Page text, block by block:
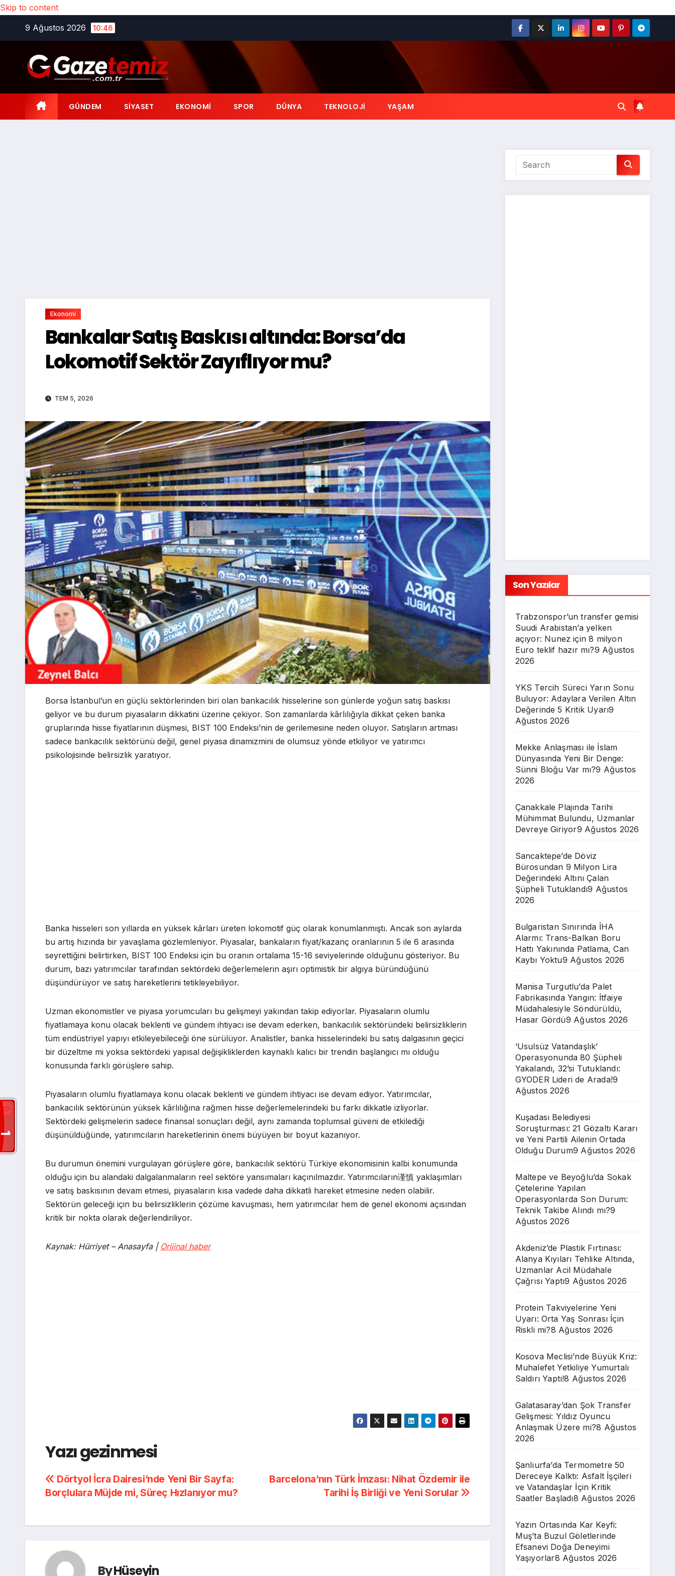
Skip to content
9 Ağustos 2026
10:46
GÜNDEM SIYASET EKONOMI SPOR DÜNYA TEKNOLOJI YAŞAM
Ekonomi
Bankalar Satış Baskısı altında: Borsa’da
Lokomotif Sektör Zayıflıyor mu?
TEM 5, 2026
Borsa İstanbul’un en güçlü sektörlerinden biri olan bankacılık hisselerine son günlerde yoğun satış baskısı
geliyor ve bu durum piyasaların dikkatini üzerine çekiyor. Son zamanlarda kârlılığıyla dikkat çeken banka
gruplarında hisse fiyatlarının düşmesi, BIST 100 Endeksi’nin de gerilemesine neden oluyor. Satışların artması
sadece bankacılık sektörünü değil, genel piyasa dinamizmini de olumsuz yönde etkiliyor ve yatırımcı
psikolojisinde belirsizlik yaratıyor.
Banka hisseleri son yıllarda en yüksek kârları üreten lokomotif güç olarak konumlanmıştı. Ancak son aylarda
bu artış hızında bir yavaşlama gözlemleniyor. Piyasalar, bankaların fiyat/kazanç oranlarının 5 ile 6 arasında
seyrettiğini belirtirken, BIST 100 Endeksi için bu oranın ortalama 15-16 seviyelerinde olduğunu gösteriyor. Bu
durum, bazı yatırımcılar tarafından sektördeki değerlemelerin aşırı optimistik bir algıya büründüğünü
düşündürüyor ve satış hareketlerini tetikleyebiliyor.
Uzman ekonomistler ve piyasa yorumcuları bu gelişmeyi yakından takip ediyorlar. Piyasaların olumlu
fiyatlamaya konu olacak beklenti ve gündem ihtiyacı ise devam ederken, bankacılık sektöründeki belirsizliklerin
tüm endüstriyel yapıyı etkileyebileceği öne sürülüyor. Analistler, banka hisselerindeki bu satış dalgasının geçici
bir düzeltme mi yoksa sektördeki yapısal değişikliklerden kaynaklı kalıcı bir trendin başlangıcı mı olduğu
konusunda farklı görüşlere sahip.
Piyasaların olumlu fiyatlamaya konu olacak beklenti ve gündem ihtiyacı ise devam ediyor. Yatırımcılar,
bankacılık sektörünün yüksek kârlılığına rağmen hisse değerlemelerindeki bu farkı dikkatle izliyorlar.
Sektördeki gelişmelerin sadece finansal sonuçları değil, aynı zamanda toplumsal güveni de etkilediği
düşünüldüğünde, yatırımcıların hareketlerinin önemi büyüyen bir boyut kazanıyor.
Bu durumun önemini vurgulayan görüşlere göre, bankacılık sektörü Türkiye ekonomisinin kalbi konumunda
olduğu için bu alandaki dalgalanmaların reel sektöre yansımaları kaçınılmazdır. Yatırımcıların谨慎 yaklaşımları
ve satış baskısının devam etmesi, piyasaların kısa vadede daha dikkatli hareket etmesine neden olabilir.
Sektörün geleceği için bu belirsizliklerin çözüme kavuşması, hem yatırımcılar hem de genel ekonomi açısından
kritik bir nokta olarak değerlendiriliyor.
Kaynak: Hürriyet – Anasayfa | Orijinal haber
Yazı gezinmesi
Barcelona’nın Türk İmzası: Nihat Özdemir ile
Tarihi İş Birliği ve Yeni Sorular
Dörtyol İcra Dairesi’nde Yeni Bir Sayfa:
Borçlulara Müjde mi, Süreç Hızlanıyor mu?
ByHüseyin
Son Yazılar
Trabzonspor’un transfer gemisi
Suudi Arabistan’a yelken
açıyor: Nunez için 8 milyon
Euro teklif hazır mı?9 Ağustos
2026
YKS Tercih Süreci Yarın Sonu
Buluyor: Adaylara Verilen Altın
Değerinde 5 Kritik Uyarı9
Ağustos 2026
Mekke Anlaşması ile İslam
Dünyasında Yeni Bir Denge:
Sünni Bloğu Var mı?9 Ağustos
2026
Çanakkale Plajında Tarihi
Mühimmat Bulundu, Uzmanlar
Devreye Giriyor9 Ağustos 2026
Sancaktepe’de Döviz
Bürosundan 9 Milyon Lira
Değerindeki Altını Çalan
Şüpheli Tutuklandı9 Ağustos
2026
Bulgaristan Sınırında İHA
Alarmı: Trans-Balkan Boru
Hattı Yakınında Patlama, Can
Kaybı Yoktu9 Ağustos 2026
Manisa Turgutlu’da Palet
Fabrikasında Yangın: İtfaiye
Müdahalesiyle Söndürüldü,
Hasar Gördü9 Ağustos 2026
‘Usulsüz Vatandaşlık’
Operasyonunda 80 Şüpheli
Yakalandı, 32’si Tutuklandı:
GYODER Lideri de Arada!9
Ağustos 2026
Kuşadası Belediyesi
Soruşturması: 21 Gözaltı Kararı
ve Yeni Partili Ailenin Ortada
Olduğu Durum9 Ağustos 2026
Maltepe ve Beyoğlu’da Sokak
Çetelerine Yapılan
Operasyonlarda Son Durum:
Teknik Takibe Alındı mı?9
Ağustos 2026
Akdeniz’de Plastik Fırtınası:
Alanya Kıyıları Tehlike Altında,
Uzmanlar Acil Müdahale
Çağrısı Yaptı9 Ağustos 2026
Protein Takviyelerine Yeni
Uyarı: Orta Yaş Sonrası İçin
Riskli mi?8 Ağustos 2026
Kosova Meclisi’nde Büyük Kriz:
Muhalefet Yetkiliye Yumurtalı
Saldırı Yaptı!8 Ağustos 2026
Galatasaray’dan Şok Transfer
Gelişmesi: Yıldız Oyuncu
Anlaşmak Üzere mi?8 Ağustos
2026
Şanlıurfa’da Termometre 50
Dereceye Kalktı: Asfalt İşçileri
ve Vatandaşlar İçin Kritik
Saatler Başladı8 Ağustos 2026
Yazın Ortasında Kar Keyfi:
Muş’ta Buzul Göletlerinde
Efsanevi Doğa Deneyimi
Yaşıyorlar8 Ağustos 2026